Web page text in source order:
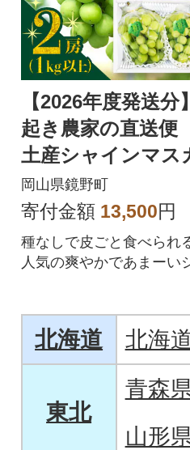
【2026年度発送分
起き農家の直送
土産シャインマス
ト2房
岡山県鏡野町
寄付金額 13,500円
種なしで皮ごと食べられ
人気の爽やかであまーい
北海道 北海
東北
青森
山形